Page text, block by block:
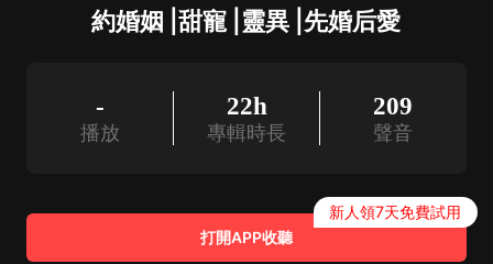
約婚姻 |甜寵 |靈異 |先婚后愛
-
播放
22h
專輯時長
209
聲音
打開APP收聽
新人領7天免費試用